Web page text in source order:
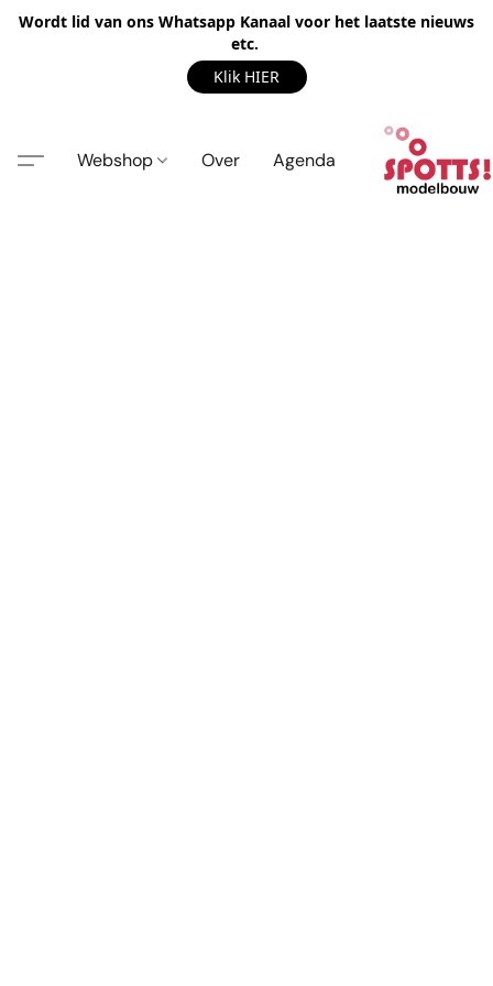
Wordt lid van ons Whatsapp Kanaal voor het laatste nieuws
etc.
Klik HIER
Webshop Over Agenda